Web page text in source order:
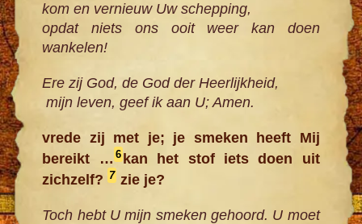
kom en vernieuw Uw schepping,
opdat niets ons ooit weer kan doen
wankelen!
Ere zij God, de God der Heerlijkheid,
mijn leven, geef ik aan U; Amen.
vrede zij met je; je smeken heeft Mij
bereikt … 6kan het stof iets doen uit
zichzelf?7 zie je?
Toch hebt U mijn smeken gehoord. U moet